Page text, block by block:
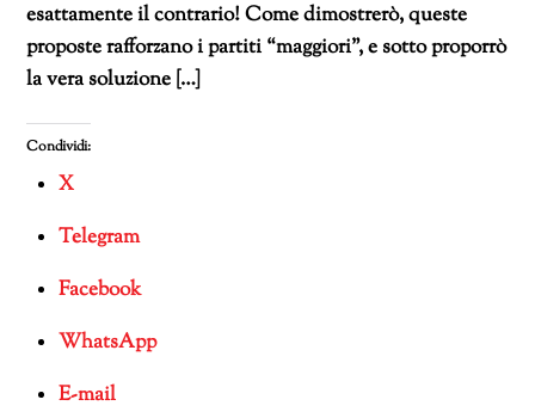
esattamente il contrario! Come dimostrerò, queste
proposte rafforzano i partiti “maggiori”, e sotto proporrò
la vera soluzione […]
Condividi:
X
Telegram
Facebook
WhatsApp
E-mail